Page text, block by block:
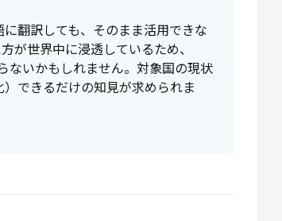
翻訳しても、そのまま活用できな
が世界中に浸透しているため、
ないかもしれません。対象国の現状
できるだけの知見が求められま